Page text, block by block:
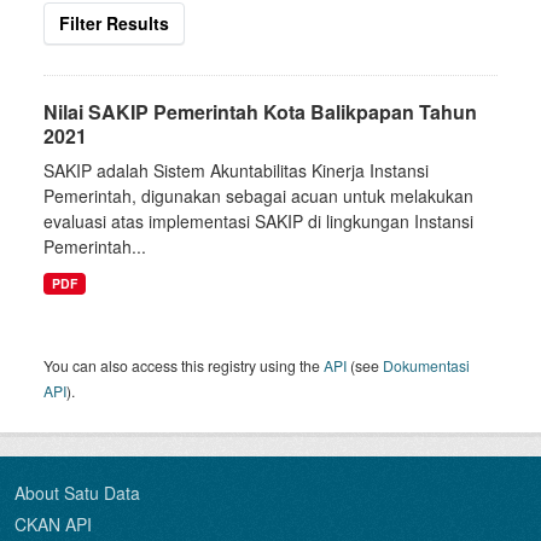
Filter Results
Nilai SAKIP Pemerintah Kota Balikpapan Tahun
2021
SAKIP adalah Sistem Akuntabilitas Kinerja Instansi
Pemerintah, digunakan sebagai acuan untuk melakukan
evaluasi atas implementasi SAKIP di lingkungan Instansi
Pemerintah...
PDF
You can also access this registry using theAPI (see Dokumentasi
API).
About Satu Data
CKAN API